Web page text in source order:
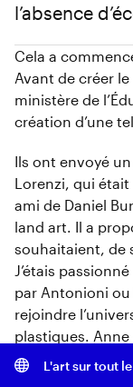
l’absence
Cela a
Avant de créer
ministère de
création d’une
Ils ont envoyé
Lorenzi, qui
ami de Daniel
land art. Il a
souhaitaient, de
J’étais
par Antonioni ou
rejoindre
plastiques.
cursus comme
L'art sur tout